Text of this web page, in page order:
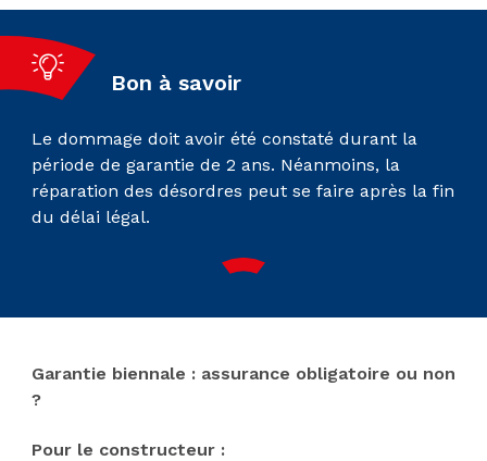
Bon à savoir
Le dommage doit avoir été constaté durant la
période de garantie de 2 ans. Néanmoins, la
réparation des désordres peut se faire après la fin
du délai légal.
Garantie biennale : assurance obligatoire ou non
?
Pour le constructeur :